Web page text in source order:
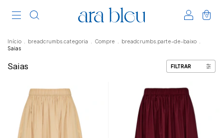
0
Início breadcrumbs.categoria Compre breadcrumbs.parte-de-baixo
Saias
Saias FILTRAR